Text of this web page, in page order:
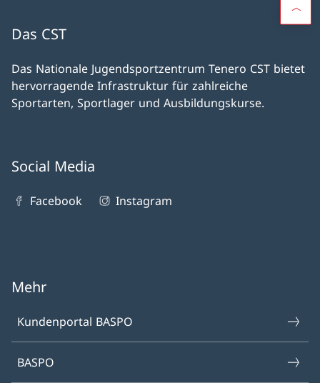
Das CST
Das Nationale Jugendsportzentrum Tenero CST bietet
hervorragende Infrastruktur für zahlreiche
Sportarten, Sportlager und Ausbildungskurse.
Social Media
Facebook Instagram
Mehr
Kundenportal BASPO
BASPO